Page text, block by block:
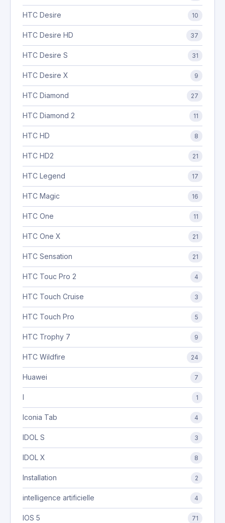
HTC Desire 10
HTC Desire HD 37
HTC Desire S 31
HTC Desire X 9
HTC Diamond 27
HTC Diamond 2 11
HTC HD 8
HTC HD2 21
HTC Legend 17
HTC Magic 16
HTC One 11
HTC One X 21
HTC Sensation 21
HTC Touc Pro 2 4
HTC Touch Cruise 3
HTC Touch Pro 5
HTC Trophy 7 9
HTC Wildfire 24
Huawei 7
I 1
Iconia Tab 4
IDOL S 3
IDOL X 8
Installation 2
intelligence artificielle 4
IOS 5 71